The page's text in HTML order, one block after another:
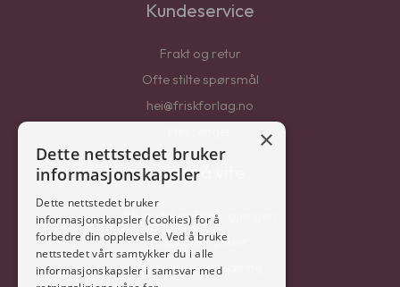
Kundeservice
Frakt og retur
Ofte stilte spørsmål
hei@friskforlag.no
Kjekt å vite
Bli en del av Frisk-gjengen
Salgsbetingelser
Personvernerklæring
×
Dette nettstedet bruker
informasjonskapsler
Dette nettstedet bruker
informasjonskapsler (cookies) for å
forbedre din opplevelse. Ved å bruke
nettstedet vårt samtykker du i alle
informasjonskapsler i samsvar med